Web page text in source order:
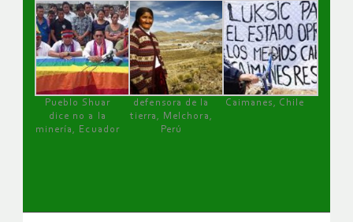
Pueblo Shuar
dice no a la
minería, Ecuador
defensora de la
tierra, Melchora,
Perú
Caimanes, Chile